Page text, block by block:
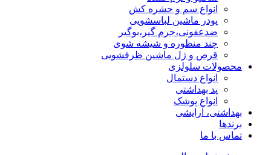
انواع سم و حشره کش
پودر ماشین لباسشویی
ضدعفونی،جرم گیر،بوگیر
چند منظوره و شیشه شوی
قرص و ژل ماشین ظرفشویی
محصولات سلولزی
انواع دستمال
پد بهداشتی
انواع پوشک
بهداشتی، آرایشی
برندها
تماس با ما